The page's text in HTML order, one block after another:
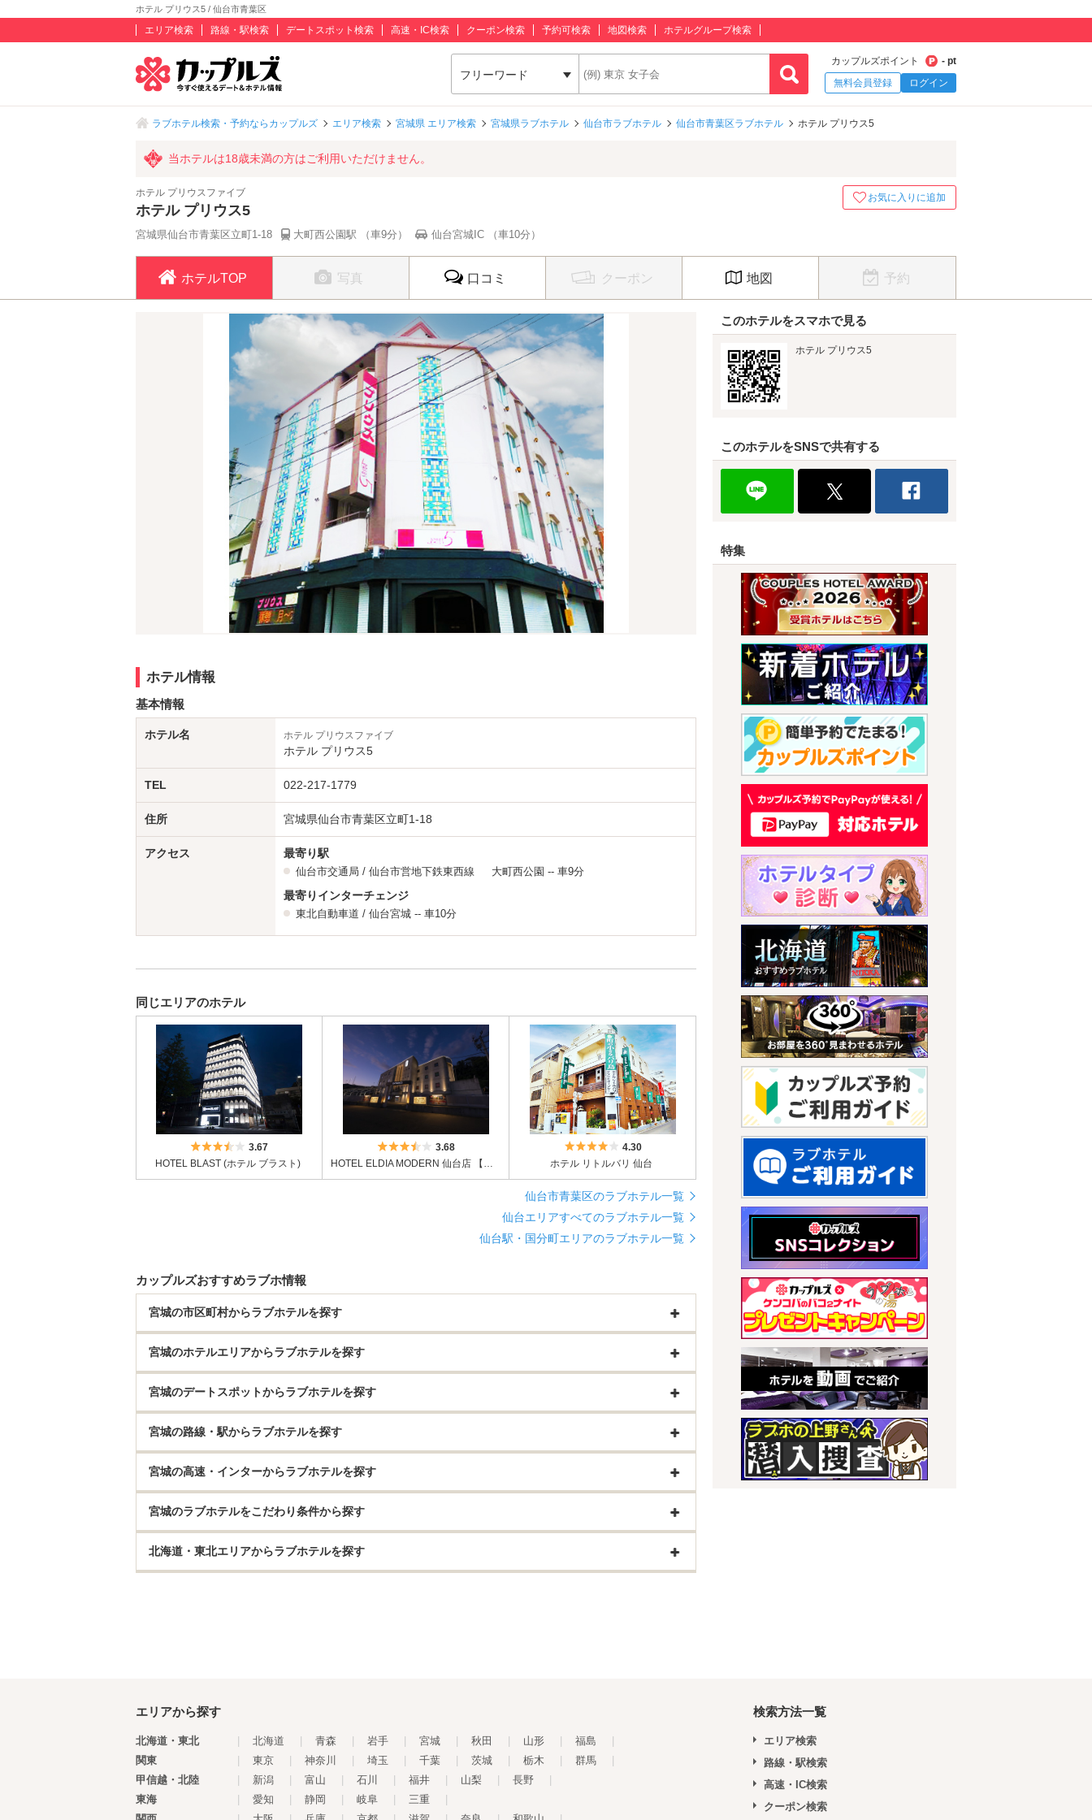
ホテル プリウス5 / 仙台市青葉区
エリア検索 路線・駅検索 デートスポット検索 高速・IC検索 クーポン検索 予約可検索 地図検索 ホテルグループ検索
フリーワード
カップルズポイント
- pt
無料会員登録
ログイン
ラブホテル検索・予約ならカップルズ エリア検索 宮城県 エリア検索 宮城県ラブホテル 仙台市ラブホテル 仙台市青葉区ラブホテル ホテル プリウス5
当ホテルは18歳未満の方はご利用いただけません。
ホテル プリウスファイブ
ホテル プリウス5
宮城県仙台市青葉区立町1-18 大町西公園駅 （車9分） 仙台宮城IC （車10分）
お気に入りに追加
ホテルTOP 写真 口コミ クーポン 地図 予約
ホテル情報
基本情報
ホテル名 ホテル プリウスファイブ
ホテル プリウス5
TEL 022-217-1779
住所 宮城県仙台市青葉区立町1-18
アクセス 最寄り駅
仙台市交通局 / 仙台市営地下鉄東西線 大町西公園 -- 車9分
最寄りインターチェンジ
東北自動車道 / 仙台宮城 -- 車10分
同じエリアのホテル
5つ星のうち3.5
3.67
HOTEL BLAST (ホテル ブラスト)
5つ星のうち3.5
3.68
HOTEL ELDIA MODERN 仙台店 【Best Delight Group】
5つ星のうち4
4.30
ホテル リトルバリ 仙台
仙台市青葉区のラブホテル一覧
仙台エリアすべてのラブホテル一覧
仙台駅・国分町エリアのラブホテル一覧
カップルズおすすめラブホ情報
宮城の市区町村からラブホテルを探す
宮城のホテルエリアからラブホテルを探す
宮城のデートスポットからラブホテルを探す
宮城の路線・駅からラブホテルを探す
宮城の高速・インターからラブホテルを探す
宮城のラブホテルをこだわり条件から探す
北海道・東北エリアからラブホテルを探す
このホテルをスマホで見る
ホテル プリウス5
このホテルをSNSで共有する
特集
エリアから探す
北海道・東北 北海道 青森 岩手 宮城 秋田 山形 福島
関東
東京 神奈川 埼玉 千葉 茨城 栃木 群馬
甲信越・北陸
新潟 富山 石川 福井 山梨 長野
東海
愛知 静岡 岐阜 三重
検索方法一覧
エリア検索
路線・駅検索
高速・IC検索
クーポン検索